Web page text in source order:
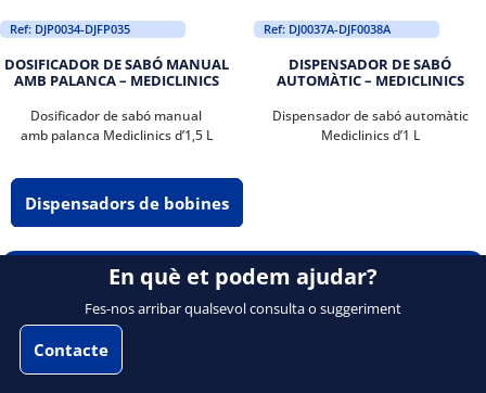
Ref: DJP0034-DJFP035
DOSIFICADOR DE SABÓ MANUAL
AMB PALANCA – MEDICLINICS
Dosificador de sabó manual
amb palanca Mediclinics d’1,5 L
Ref: DJ0037A-DJF0038A
DISPENSADOR DE SABÓ
AUTOMÀTIC – MEDICLINICS
Dispensador de sabó automàtic
Mediclinics d’1 L
Dispensadors de bobines
En què et podem ajudar?
Fes-nos arribar qualsevol consulta o suggeriment
Contacte